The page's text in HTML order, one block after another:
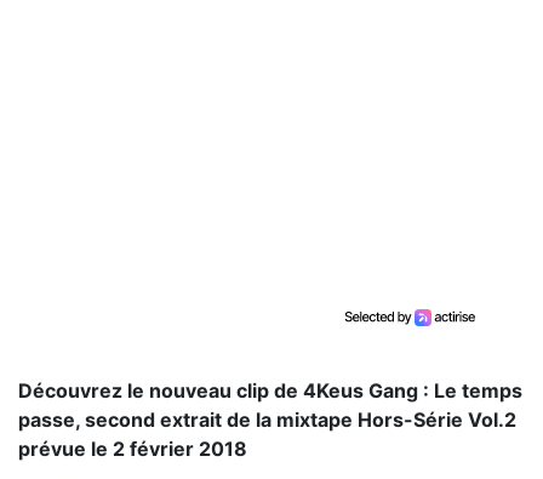
Découvrez le nouveau clip de 4Keus Gang : Le temps
passe, second extrait de la mixtape Hors-Série Vol.2
prévue le 2 février 2018